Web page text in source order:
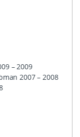
– 2009
2007 – 2008